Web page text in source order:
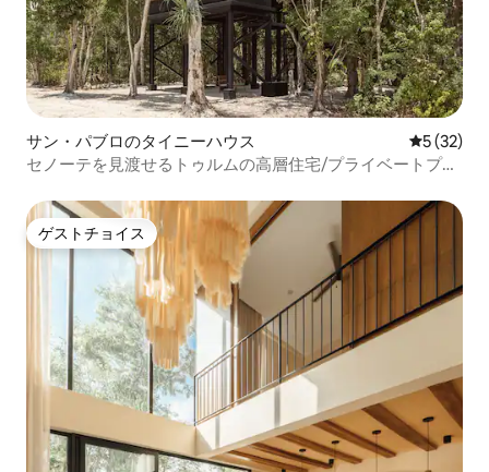
サン・パブロのタイニーハウス レビュー
5 (32)
セノーテを見渡せるトゥルムの高層住宅/プライベートプー
ゲストチョイス
ゲストチョイス